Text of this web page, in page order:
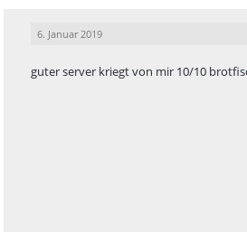
6. Januar 2019
guter server kriegt von mir 10/10